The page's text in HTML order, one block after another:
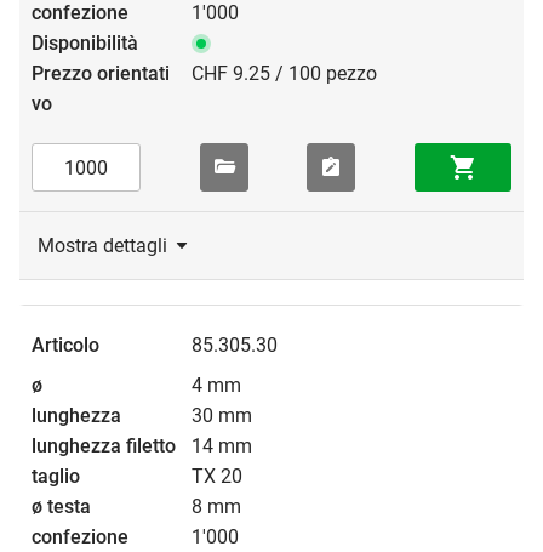
1'000
CHF 9.25 / 100 pezzo
Mostra dettagli
85.305.30
4 mm
30 mm
14 mm
TX 20
8 mm
1'000